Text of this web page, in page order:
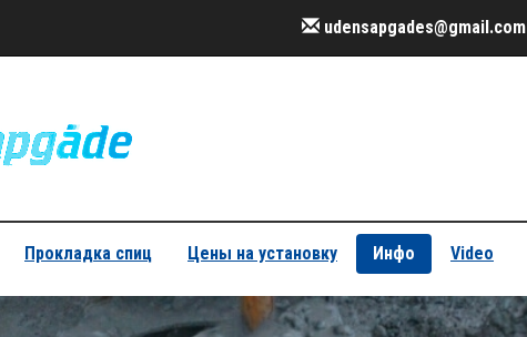
udensapgades@gmail.com
Прокладка спиц Цены на установку Инфо Video